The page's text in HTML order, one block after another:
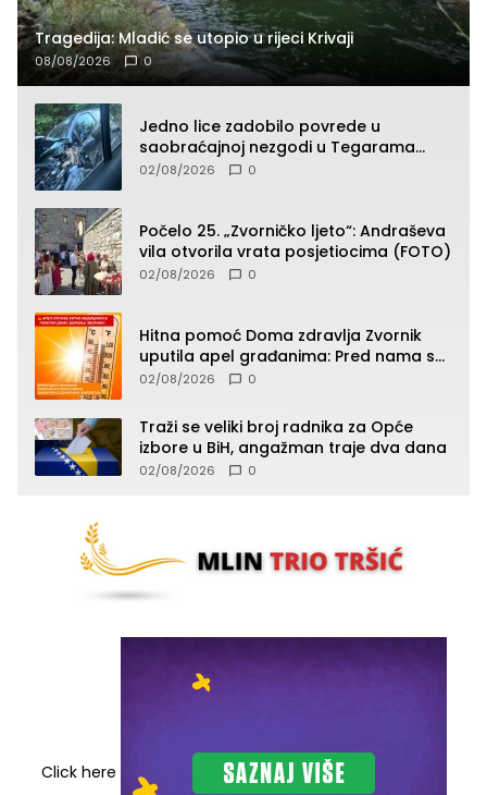
Tragedija: Mladić se utopio u rijeci Krivaji
08/08/2026 0
Jedno lice zadobilo povrede u
saobraćajnoj nezgodi u Tegarama
(FOTO)
02/08/2026 0
Počelo 25. „Zvorničko ljeto“: Andraševa
vila otvorila vrata posjetiocima (FOTO)
02/08/2026 0
Hitna pomoć Doma zdravlja Zvornik
uputila apel građanima: Pred nama su
temperature do 40°C, oprez zbog
02/08/2026 0
Traži se veliki broj radnika za Opće
izbore u BiH, angažman traje dva dana
02/08/2026 0
Click here